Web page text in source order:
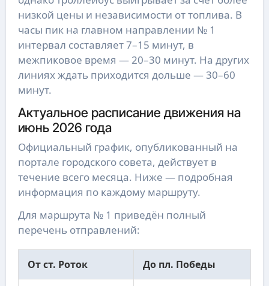
низкой цены и независимости от топлива. В
часы пик на главном направлении № 1
интервал составляет 7–15 минут, в
межпиковое время — 20–30 минут. На других
линиях ждать приходится дольше — 30–60
минут.
Актуальное расписание движения на
июнь 2026 года
Официальный график, опубликованный на
портале городского совета, действует в
течение всего месяца. Ниже — подробная
информация по каждому маршруту.
Для маршрута № 1 приведён полный
перечень отправлений:
От ст. Роток До пл. Победы